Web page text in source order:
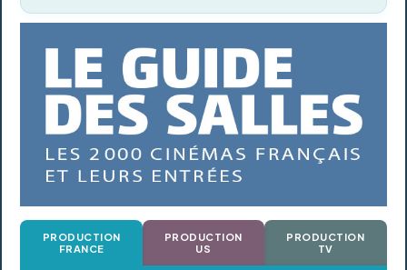
PRODUCTION
FRANCE
PRODUCTION
US
PRODUCTION
TV